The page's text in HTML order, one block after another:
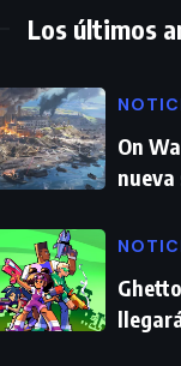
Los últimos
On